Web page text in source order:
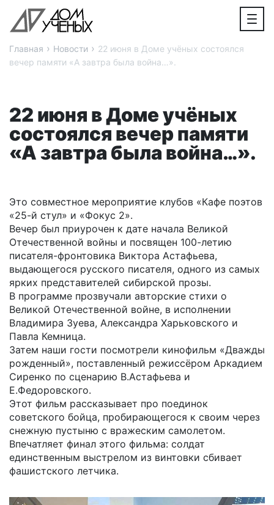
Главная › Новости › 22 июня в Доме учёных состоялся
вечер памяти «А завтра была война…».
22 июня в Доме учёных
состоялся вечер памяти
«А завтра была война…».
Это совместное мероприятие клубов «Кафе поэтов
«25-й стул» и «Фокус 2».
Вечер был приурочен к дате начала Великой
Отечественной войны и посвящен 100-летию
писателя-фронтовика Виктора Астафьева,
выдающегося русского писателя, одного из самых
ярких представителей сибирской прозы.
В программе прозвучали авторские стихи о
Великой Отечественной войне, в исполнении
Владимира Зуева, Александра Харьковского и
Павла Кемница.
Затем наши гости посмотрели кинофильм «Дважды
рожденный», поставленный режиссёром Аркадием
Сиренко по сценарию В.Астафьева и
Е.Федоровского.
Этот фильм рассказывает про поединок
советского бойца, пробирающегося к своим через
снежную пустыню с вражеским самолетом.
Впечатляет финал этого фильма: солдат
единственным выстрелом из винтовки сбивает
фашистского летчика.